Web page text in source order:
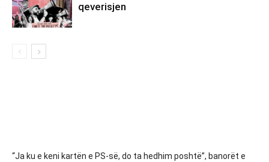
qeverisjen
“Ja ku e keni kartën e PS-së, do ta hedhim poshtë”, banorët e